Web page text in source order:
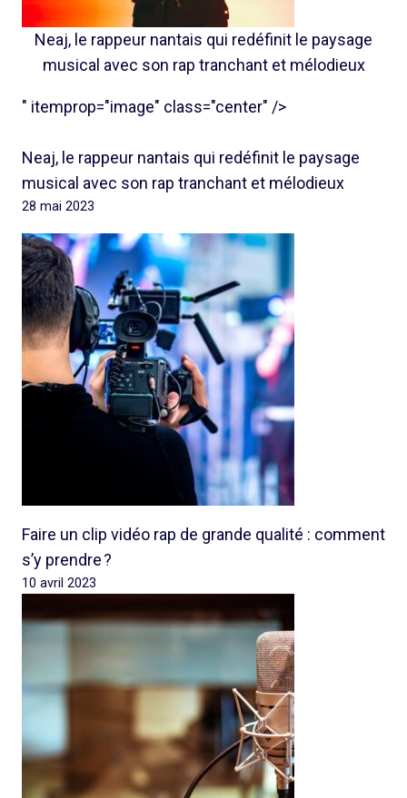
Neaj, le rappeur nantais qui redéfinit le paysage
musical avec son rap tranchant et mélodieux
" itemprop="image" class="center" />
Neaj, le rappeur nantais qui redéfinit le paysage
musical avec son rap tranchant et mélodieux
28 mai 2023
Faire un clip vidéo rap de grande qualité : comment
s’y prendre ?
10 avril 2023